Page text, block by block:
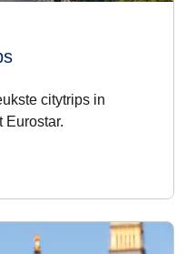
citytrips in
Eurostar.